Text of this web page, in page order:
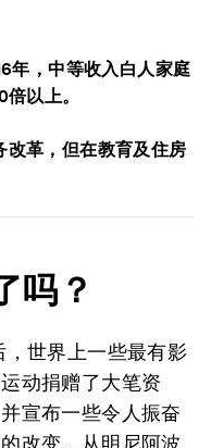
年，中等收入白人家庭
以上。
改革，但在教育及住房
吗？
，世界上一些最有影
动捐赠了大笔资
宣布一些令人振奋
改变，从明尼阿波